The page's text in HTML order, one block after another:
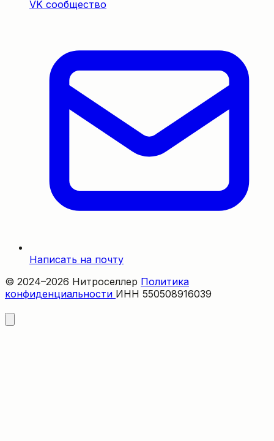
VK сообщество
Написать на почту
© 2024–2026 Нитроселлер Политика
конфиденциальности ИНН 550508916039